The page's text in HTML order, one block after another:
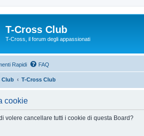
T-Cross Club
T-Cross, il forum degli appassionati
Rapidi FAQ
Club T-Cross Club
cookie
volere cancellare tutti i cookie di questa Board?